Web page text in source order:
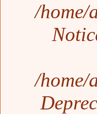
/home/
/home/